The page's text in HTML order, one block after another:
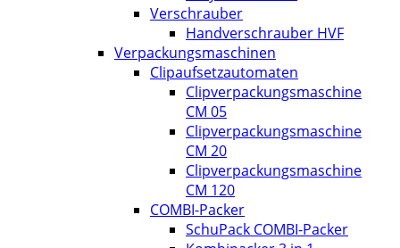
Verschrauber
Handverschrauber HVF
Verpackungsmaschinen
Clipaufsetzautomaten
Clipverpackungsmaschine
CM 05
Clipverpackungsmaschine
CM 20
Clipverpackungsmaschine
CM 120
COMBI-Packer
SchuPack COMBI-Packer